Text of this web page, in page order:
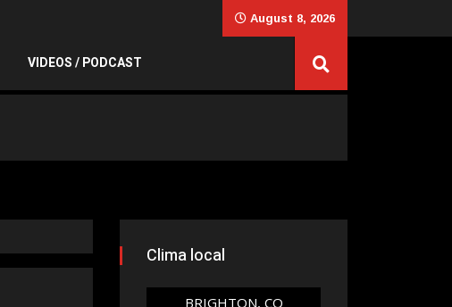
August 8, 2026
VIDEOS / PODCAST
Clima local
BRIGHTON, CO